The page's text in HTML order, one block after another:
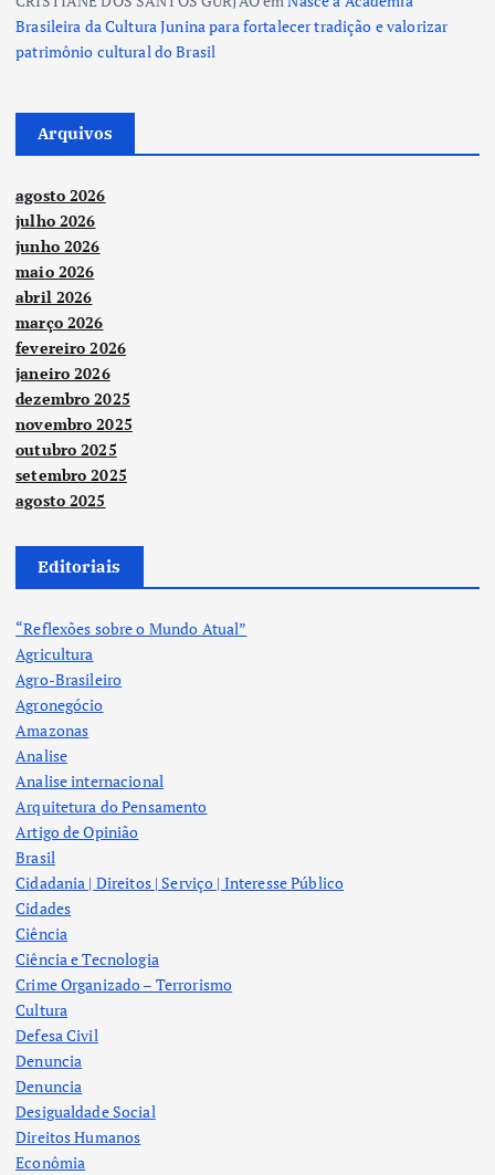
Brasileira da Cultura Junina para fortalecer tradição e valorizar
patrimônio cultural do Brasil
Arquivos
agosto 2026
julho 2026
junho 2026
maio 2026
abril 2026
março 2026
fevereiro 2026
janeiro 2026
dezembro 2025
novembro 2025
outubro 2025
setembro 2025
agosto 2025
Editoriais
“Reflexões sobre o Mundo Atual”
Agricultura
Agro-Brasileiro
Agronegócio
Amazonas
Analise
Analise internacional
Arquitetura do Pensamento
Artigo de Opinião
Brasil
Cidadania | Direitos | Serviço | Interesse Público
Cidades
Ciência
Ciência e Tecnologia
Crime Organizado – Terrorismo
Cultura
Defesa Civil
Denuncia
Denuncia
Desigualdade Social
Direitos Humanos
Econômia